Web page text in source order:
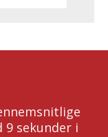
9 sekunder i